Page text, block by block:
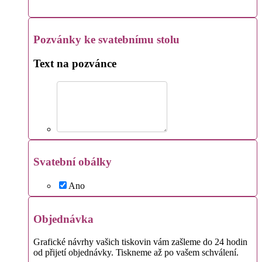
Pozvánky ke svatebnímu stolu
Text na pozvánce
Svatební obálky
Ano
Objednávka
Grafické návrhy vašich tiskovin vám zašleme do 24 hodin
od přijetí objednávky. Tiskneme až po vašem schválení.